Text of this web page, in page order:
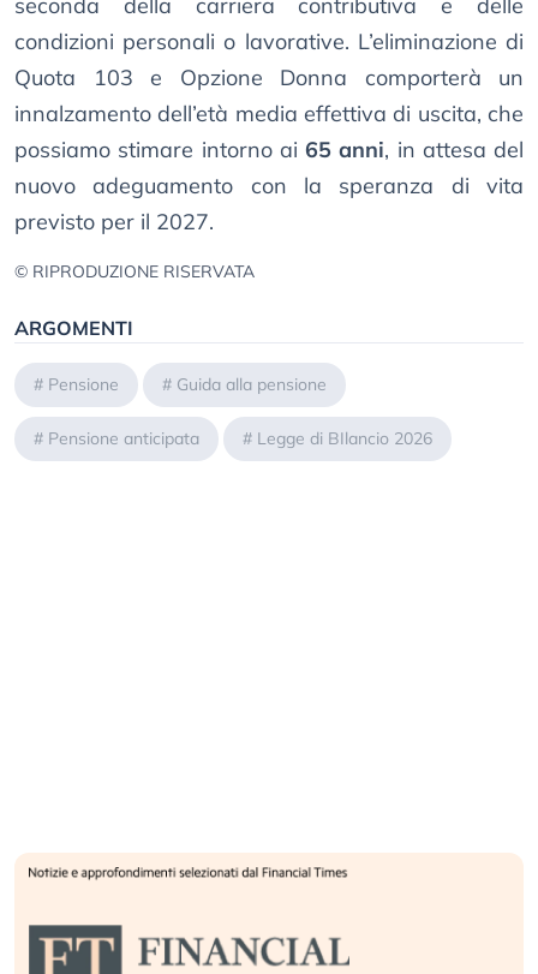
seconda della carriera contributiva e delle
condizioni personali o lavorative. L’eliminazione di
Quota 103 e Opzione Donna comporterà un
innalzamento dell’età media effettiva di uscita, che
possiamo stimare intorno ai 65 anni, in attesa del
nuovo adeguamento con la speranza di vita
previsto per il 2027.
© RIPRODUZIONE RISERVATA
ARGOMENTI
# Pensione # Guida alla pensione
# Pensione anticipata # Legge di BIlancio 2026